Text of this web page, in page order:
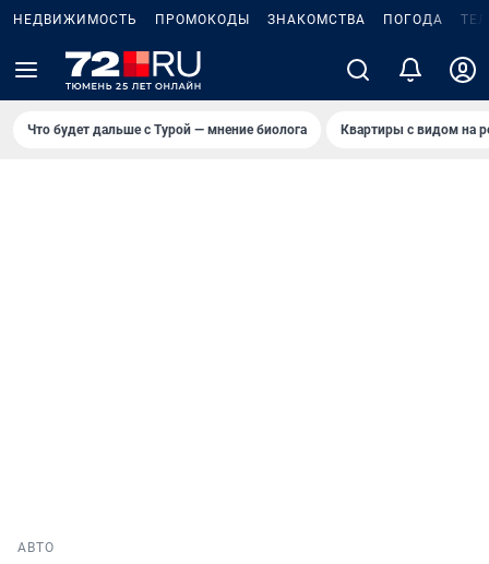
НЕДВИЖИМОСТЬ ПРОМОКОДЫ ЗНАКОМСТВА ПОГОДА
Что будет дальше с Турой — мнение биолога Квартиры с видом на
АВТО